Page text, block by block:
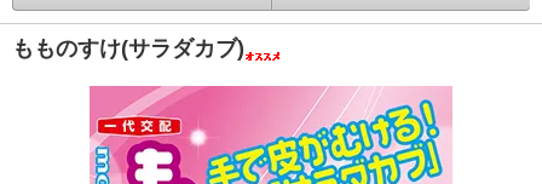
もものすけ(サラダカブ)